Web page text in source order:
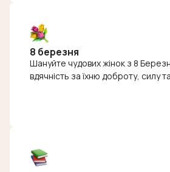
8 березня
Шануйте чудових жінок з 8
вдячність за їхню доброту, силу